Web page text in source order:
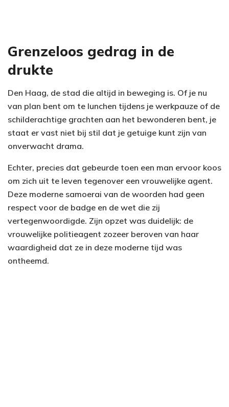
Grenzeloos gedrag in de
drukte
Den Haag, de stad die altijd in beweging is. Of je nu
van plan bent om te lunchen tijdens je werkpauze of de
schilderachtige grachten aan het bewonderen bent, je
staat er vast niet bij stil dat je getuige kunt zijn van
onverwacht drama.
Echter, precies dat gebeurde toen een man ervoor koos
om zich uit te leven tegenover een vrouwelijke agent.
Deze moderne samoerai van de woorden had geen
respect voor de badge en de wet die zij
vertegenwoordigde. Zijn opzet was duidelijk: de
vrouwelijke politieagent zozeer beroven van haar
waardigheid dat ze in deze moderne tijd was
ontheemd.